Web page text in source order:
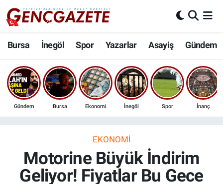
Bursa İnegöl Spor Yazarlar Asayiş Gündem
Gündem Bursa Ekonomi İnegöl Spor İnanç
EKONOMI
Motorine Büyük İndirim
Geliyor! Fiyatlar Bu Gece
Bursa
İnegöl
3.SAYFA
Ekonomi
Nöbetçi Eczaneler
Hava Durumu
Trafik Durumu
Son Dakika Haberleri